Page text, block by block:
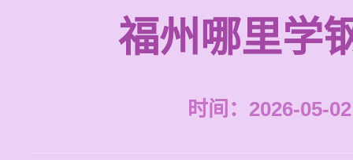
福州哪里学
时间：2026-05-